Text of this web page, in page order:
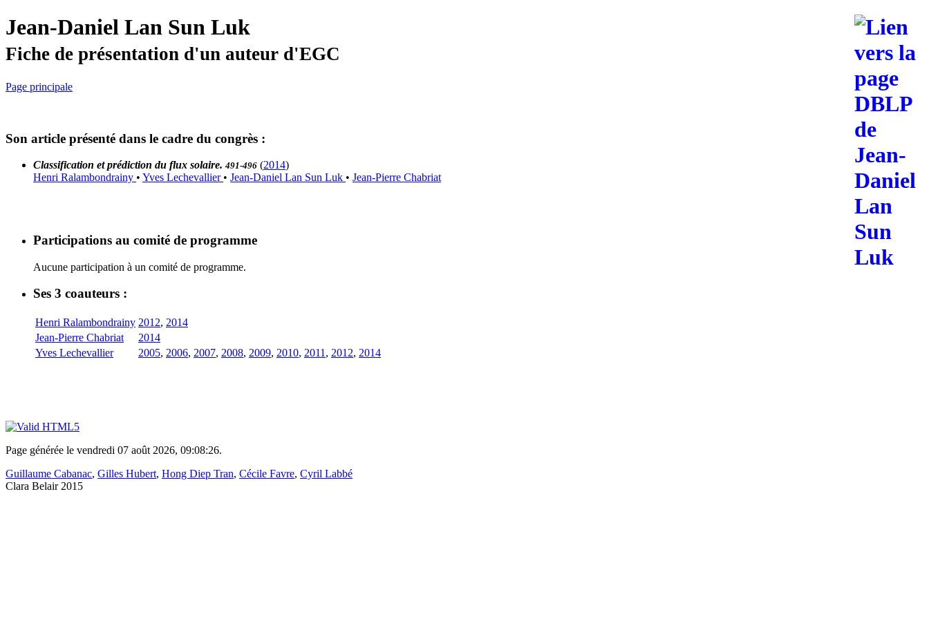
Jean-Daniel Lan Sun Luk
Fiche de présentation d'un auteur d'EGC
Page principale
Son article présenté dans le cadre du congrès :
Classification et prédiction du flux solaire. 491-496 (2014)
Henri Ralambondrainy • Yves Lechevallier • Jean-Daniel Lan Sun Luk • Jean-Pierre Chabriat
Participations au comité de programme
Aucune participation à un comité de programme.
Ses 3 coauteurs :
Henri Ralambondrainy 2012, 2014
Jean-Pierre Chabriat
2014
Yves Lechevallier
2005, 2006, 2007, 2008, 2009, 2010, 2011 , 2012, 2014
Page générée le vendredi 07 août 2026, 09:08:26.
Guillaume Cabanac, Gilles Hubert, Hong Diep Tran, Cécile Favre, Cyril Labbé
Clara Belair 2015